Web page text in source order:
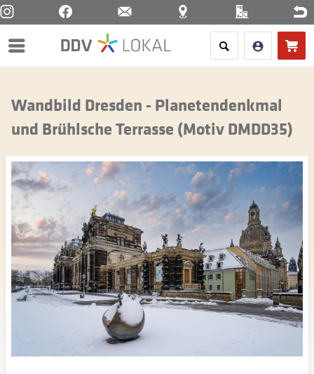
Menü
Wandbild Dresden - Planetendenkmal
und Brühlsche Terrasse (Motiv DMDD35)